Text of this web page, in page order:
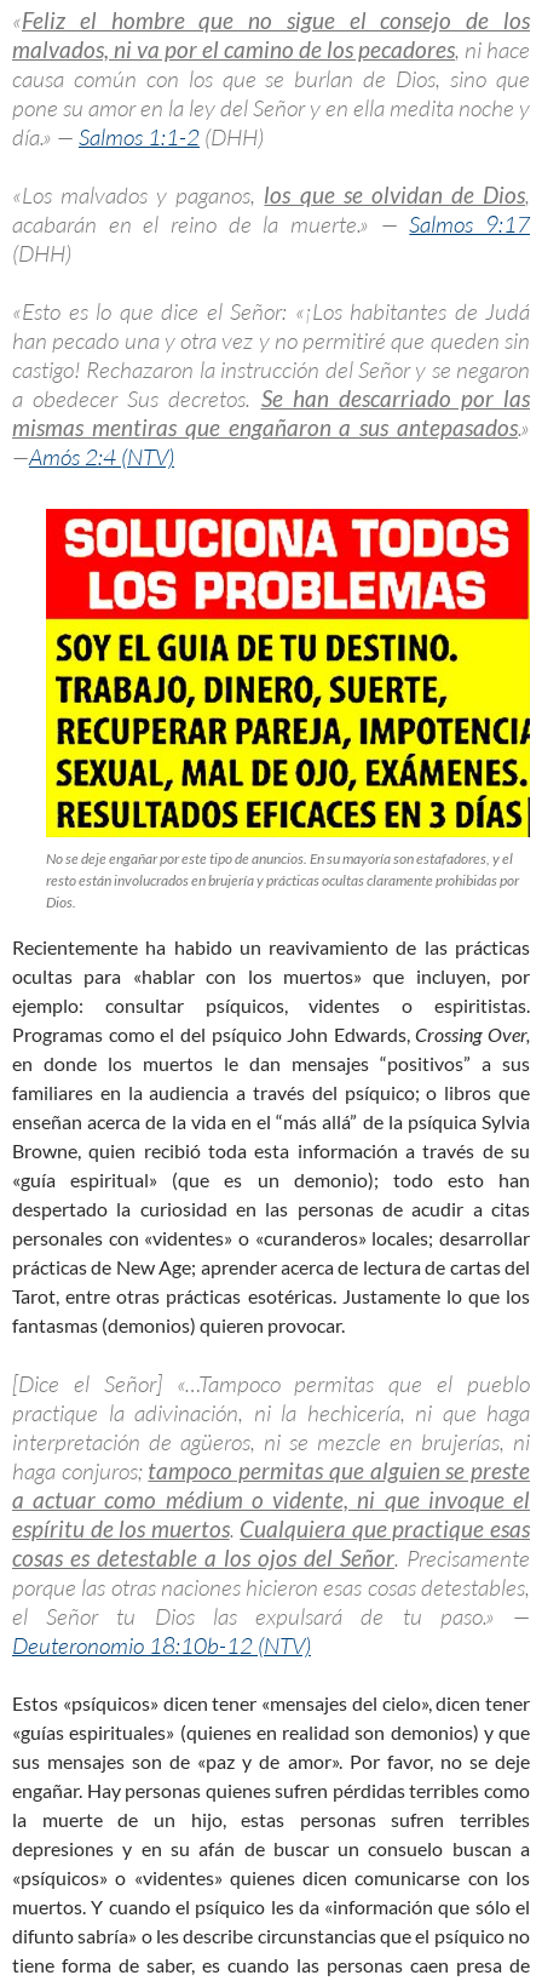
«Feliz el hombre que no sigue el consejo de los
malvados, ni va por el camino de los pecadores, ni hace
causa común con los que se burlan de Dios, sino que
pone su amor en la ley del Señor y en ella medita noche y
día.» — Salmos 1:1-2 (DHH)
«Los malvados y paganos, los que se olvidan de Dios,
acabarán en el reino de la muerte.» —Salmos 9:17
(DHH)
«Esto es lo que dice el Señor: «¡Los habitantes de Judá
han pecado una y otra vez y no permitiré que queden sin
castigo! Rechazaron la instrucción del Señor y se negaron
a obedecer Sus decretos. Se han descarriado por las
mismas mentiras que engañaron a sus antepasados.»
—Amós 2:4 (NTV)
No se deje engañar por este tipo de anuncios. En su mayoría son estafadores, y el
resto están involucrados en brujería y prácticas ocultas claramente prohibidas por
Dios.
Recientemente ha habido un reavivamiento de las prácticas
ocultas para «hablar con los muertos» que incluyen, por
ejemplo: consultar psíquicos, videntes o espiritistas.
Programas como el del psíquico John Edwards,Crossing Over,
en donde los muertos le dan mensajes “positivos” a sus
familiares en la audiencia a través del psíquico; o libros que
enseñan acerca de la vida en el “más allá” de la psíquica Sylvia
Browne, quien recibió toda esta información a través de su
«guía espiritual» (que es un demonio); todo esto han
despertado la curiosidad en las personas de acudir a citas
personales con «videntes» o «curanderos» locales; desarrollar
prácticas de New Age; aprender acerca de lectura de cartas del
Tarot, entre otras prácticas esotéricas. Justamente lo que los
fantasmas (demonios) quieren provocar.
[Dice el Señor] «…Tampoco permitas que el pueblo
practique la adivinación, ni la hechicería, ni que haga
interpretación de agüeros, ni se mezcle en brujerías, ni
haga conjuros; tampoco permitas que alguien se preste
a actuar como médium o vidente, ni que invoque el
espíritu de los muertos. Cualquiera que practique esas
cosas es detestable a los ojos del Señor. Precisamente
porque las otras naciones hicieron esas cosas detestables,
el Señor tu Dios las expulsará de tu paso.» —
Deuteronomio 18:10b-12 (NTV)
Estos «psíquicos» dicen tener «mensajes del cielo», dicen tener
«guías espirituales» (quienes en realidad son demonios) y que
sus mensajes son de «paz y de amor». Por favor, no se deje
engañar. Hay personas quienes sufren pérdidas terribles como
la muerte de un hijo, estas personas sufren terribles
depresiones y en su afán de buscar un consuelo buscan a
«psíquicos» o «videntes» quienes dicen comunicarse con los
muertos. Y cuando el psíquico les da «información que sólo el
difunto sabría» o les describe circunstancias que el psíquico no
tiene forma de saber, es cuando las personas caen presa de